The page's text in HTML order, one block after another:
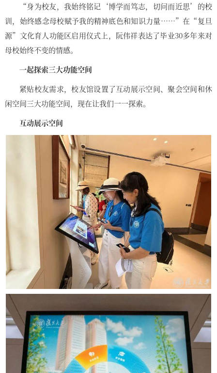
“身为校友，我始终铭记‘博学而笃志，切问而近思’的校
训，始终感念母校赋予我的精神底色和知识力量……”在“复旦
源”文化育人功能区启用仪式上，阮伟祥表达了毕业30多年来对
母校始终不变的情感。
一起探索三大功能空间
紧贴校友需求，校友馆设置了互动展示空间、聚会空间和休
闲空间三大功能空间，现在让我们一一探索。
互动展示空间